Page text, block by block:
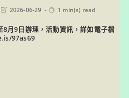
Post
modified:
2026-06-29
Reading
1 min(s) read
月9日辦理，活動資訊，詳如電子檔
97as69